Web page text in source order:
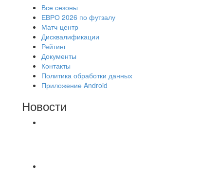
Все сезоны
ЕВРО 2026 по футзалу
Матч-центр
Дисквалификации
Рейтинг
Документы
Контакты
Политика обработки данных
Приложение Android
Новости